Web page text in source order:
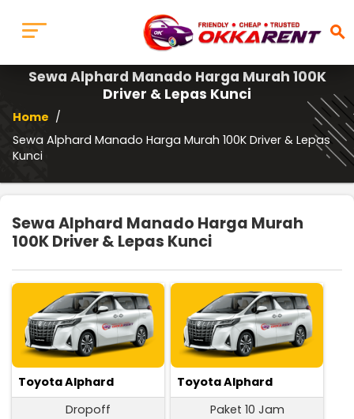
search
Sewa Alphard Manado Harga Murah 100K
Driver & Lepas Kunci
Home /
Sewa Alphard Manado Harga Murah 100K Driver & Lepas
Kunci
Sewa Alphard Manado Harga Murah
100K Driver & Lepas Kunci
Toyota Alphard
Dropoff
Toyota Alphard
Paket 10 Jam